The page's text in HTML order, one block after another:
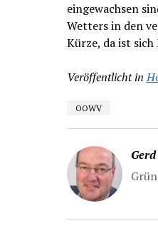
eingewachsen
Wetters in den
Kürze, da ist
Veröffentlicht in
OOWV